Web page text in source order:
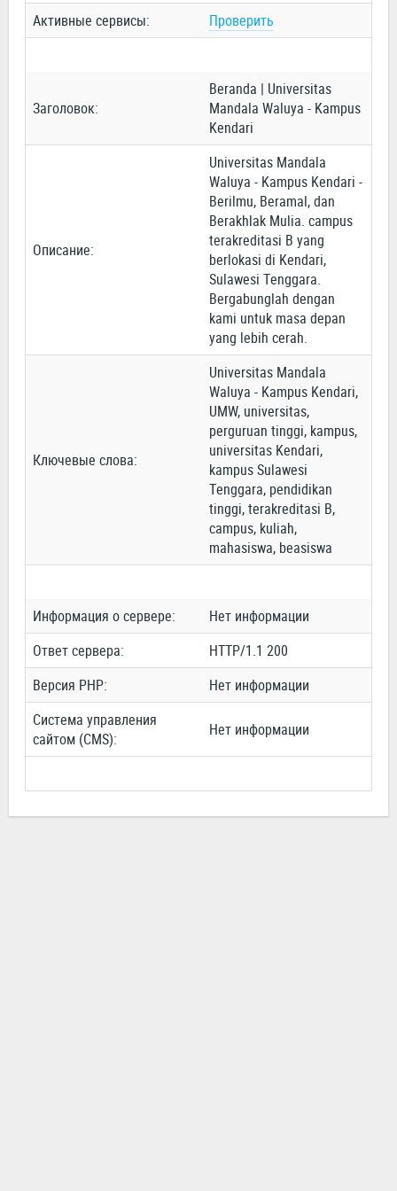
Активные сервисы: Проверить
Заголовок:
Beranda | Universitas
Mandala Waluya - Kampus
Kendari
Описание:
Universitas Mandala
Waluya - Kampus Kendari -
Berilmu, Beramal, dan
Berakhlak Mulia. campus
terakreditasi B yang
berlokasi di Kendari,
Sulawesi Tenggara.
Bergabunglah dengan
kami untuk masa depan
yang lebih cerah.
Ключевые слова:
Universitas Mandala
Waluya - Kampus Kendari,
UMW, universitas,
perguruan tinggi, kampus,
universitas Kendari,
kampus Sulawesi
Tenggara, pendidikan
tinggi, terakreditasi B,
campus, kuliah,
mahasiswa, beasiswa
Информация о сервере:
Нет информации
Ответ сервера:
HTTP/1.1 200
Версия PHP:
Нет информации
Система управления
сайтом (CMS):
Нет информации